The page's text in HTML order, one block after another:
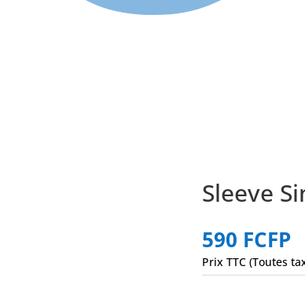
Sleeve
590 FCFP
Prix TTC (Toutes